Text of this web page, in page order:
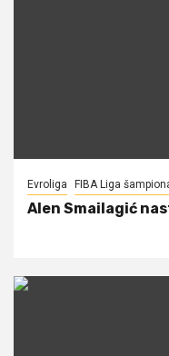
Evroliga FIBA Liga
Alen Smailagić